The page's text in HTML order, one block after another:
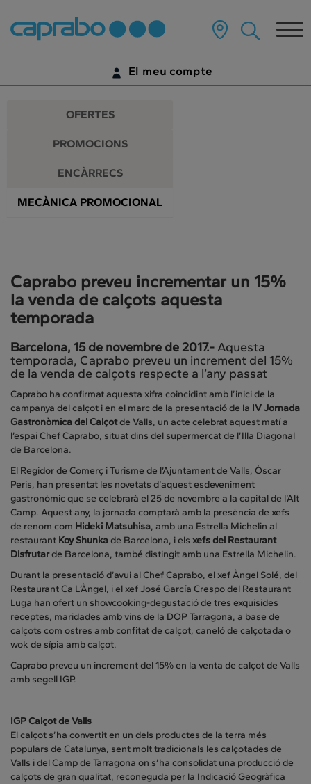
Promocions
descomptes
als
nostres
supermercats
contingut
pàgina
El meu compte
ENCARA NO TENS UN COMPTE DIGITAL?
OFERTES
PROMOCIONS
ENCÀRRECS
MECÀNICA PROMOCIONAL
Caprabo preveu incrementar un 15%
la venda de calçots aquesta
temporada
Barcelona, 15 de novembre de 2017.-Aquesta
temporada, Caprabo preveu un increment del 15%
de la venda de calçots respecte a l’any passat
Caprabo ha confirmat aquesta xifra coincidint amb l’inici de la
campanya del calçot i en el marc de la presentació de la IV Jornada
Gastronòmica del Calçotde Valls, un acte celebrat aquest matí a
l’espai Chef Caprabo, situat dins del supermercat de l’Illa Diagonal
de Barcelona.
El Regidor de Comerç i Turisme de l’Ajuntament de Valls, Òscar
Peris, han presentat les novetats d’aquest esdeveniment
gastronòmic que se celebrarà el 25 de novembre a la capital de l’Alt
Camp. Aquest any, la jornada comptarà amb la presència de xefs
de renom com Hideki Matsuhisa, amb una Estrella Michelin al
restaurant Koy Shunkade Barcelona, i els xefs del Restaurant
Disfrutarde Barcelona, també distingit amb una Estrella Michelin.
Durant la presentació d’avui al Chef Caprabo, el xef Àngel Solé, del
Restaurant Ca L’Àngel, i el xef José García Crespo del Restaurant
Luga han ofert un showcooking-degustació de tres exquisides
receptes, maridades amb vins de la DOP Tarragona, a base de
calçots com ostres amb confitat de calçot, caneló de calçotada o
wok de sípia amb calçot.
Caprabo preveu un increment del 15% en la venta de calçot de Valls
amb segell IGP.
IGP Calçot de Valls
El calçot s’ha convertit en un dels productes de la terra més
populars de Catalunya, sent molt tradicionals les calçotades de
Valls i del Camp de Tarragona on s’ha consolidat una producció de
calçots de gran qualitat, reconeguda per la Indicació Geogràfica